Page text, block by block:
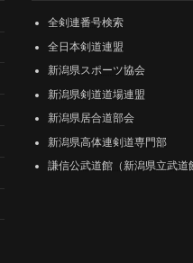
全剣連番号検索
全日本剣道連盟
新潟県スポーツ協会
新潟県剣道道場連盟
新潟県居合道部会
新潟県高体連剣道専門部
謙信公武道館（新潟県立武道